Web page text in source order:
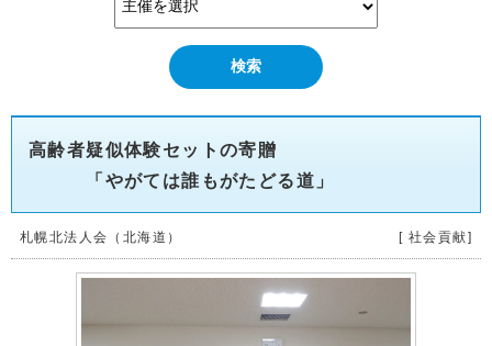
高齢者疑似体験セットの寄贈
「やがては誰もがたどる道」
札幌北法人会（北海道） [ 社会貢献]